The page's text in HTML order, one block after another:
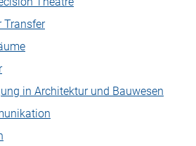
Transfer
in Architektur und Bauwesen